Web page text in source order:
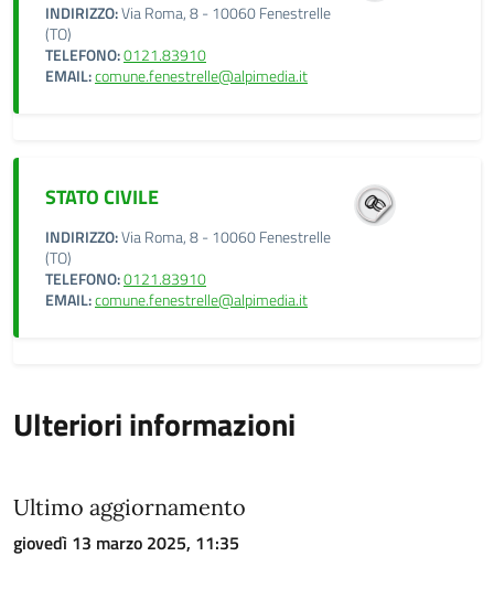
INDIRIZZO:Via Roma, 8 - 10060 Fenestrelle
(TO)
TELEFONO:0121.83910
EMAIL:comune.fenestrelle@alpimedia.it
STATO CIVILE
INDIRIZZO:Via Roma, 8 - 10060 Fenestrelle
(TO)
TELEFONO:0121.83910
EMAIL:comune.fenestrelle@alpimedia.it
Ulteriori informazioni
Ultimo aggiornamento
giovedì 13 marzo 2025, 11:35